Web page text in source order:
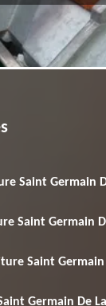
Saint Germain
Saint Germain
Saint Germain
Germain De